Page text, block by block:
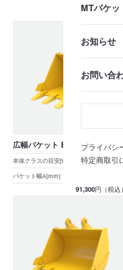
MTバケッ
お知らせ
お問い合
プライバシ
特定商取引
広幅バケット B032 600mm
本体クラスの目安[ton] 3
バケット幅A[mm]
91,300円（税込）